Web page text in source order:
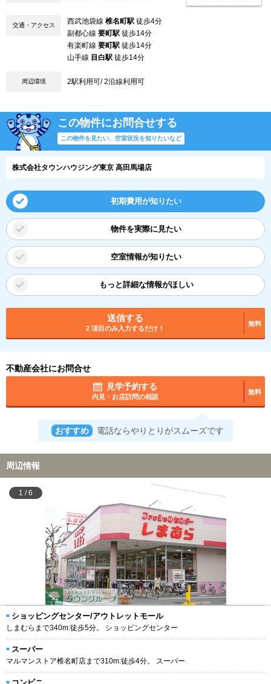
交通・アクセス 西武池袋線 椎名町駅 徒歩4分
副都心線 要町駅 徒歩14分
有楽町線 要町駅 徒歩14分
山手線 目白駅 徒歩14分
周辺環境 2駅利用可/ 2沿線利用可
この物件にお問合せする
この物件を見たい、空室状況を知りたいなど
株式会社タウンハウジング東京 高田馬場店
初期費用が知りたい
物件を実際に見たい
空室情報が知りたい
もっと詳細な情報がほしい
送信する
2 項目のみ入力するだけ！
無料
不動産会社にお問合せ
見学予約する
内見・お店訪問の相談
無料
おすすめ 電話ならやりとりがスムーズです
周辺情報
1 /6
ショッピングセンター/アウトレットモール
しまむらまで340m:徒歩5分。 ショッピングセンター
スーパー
マルマンストア椎名町店まで310m:徒歩4分。 スーパー